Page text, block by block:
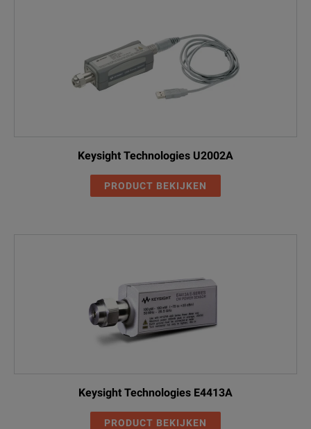
Keysight Technologies U2002A
PRODUCT BEKIJKEN
Keysight Technologies E4413A
PRODUCT BEKIJKEN